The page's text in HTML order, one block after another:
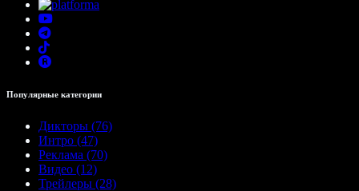
Популярные категории
Дикторы (76)
Интро (47)
Реклама (70)
Видео (12)
Трейлеры (28)